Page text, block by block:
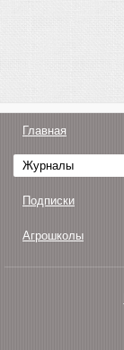
Главная
Журналы
Подписки
Агрошколы